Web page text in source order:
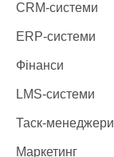
CRM-системи
ERP-системи
Фінанси
LMS-системи
Таск-менеджери
Маркетинг